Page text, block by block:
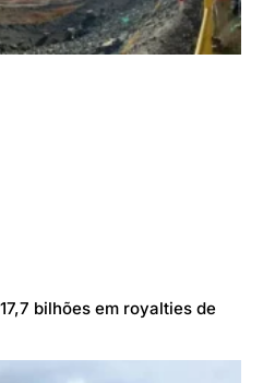
bilhões em royalties de